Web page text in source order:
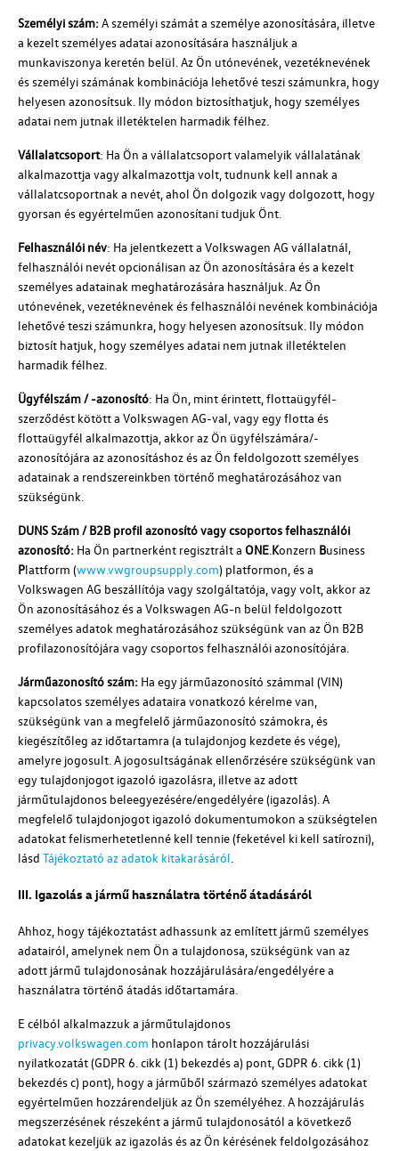
Személyi szám:A személyi számát a személye azonosítására, illetve
a kezelt személyes adatai azonosítására használjuk a
munkaviszonya keretén belül. Az Ön utónevének, vezetéknevének
és személyi számának kombinációja lehetővé teszi számunkra, hogy
helyesen azonosítsuk. Ily módon biztosíthatjuk, hogy személyes
adatai nem jutnak illetéktelen harmadik félhez.
Vállalatcsoport: Ha Ön a vállalatcsoport valamelyik vállalatának
alkalmazottja vagy alkalmazottja volt, tudnunk kell annak a
vállalatcsoportnak a nevét, ahol Ön dolgozik vagy dolgozott, hogy
gyorsan és egyértelműen azonosítani tudjuk Önt.
Felhasználói név: Ha jelentkezett a Volkswagen AG vállalatnál,
felhasználói nevét opcionálisan az Ön azonosítására és a kezelt
személyes adatainak meghatározására használjuk. Az Ön
utónevének, vezetéknevének és felhasználói nevének kombinációja
lehetővé teszi számunkra, hogy helyesen azonosítsuk. Ily módon
biztosít hatjuk, hogy személyes adatai nem jutnak illetéktelen
harmadik félhez.
Ügyfélszám / -azonosító: Ha Ön, mint érintett, flottaügyfél-
szerződést kötött a Volkswagen AG-val, vagy egy flotta és
flottaügyfél alkalmazottja, akkor az Ön ügyfélszámára/-
azonosítójára az azonosításhoz és az Ön feldolgozott személyes
adatainak a rendszereinkben történő meghatározásához van
szükségünk.
DUNS Szám / B2B profil azonosító vagy csoportos felhasználói
azonosító: Ha Ön partnerként regisztrált a ONE.Konzern Business
Plattform (www.vwgroupsupply.com) platformon, és a
Volkswagen AG beszállítója vagy szolgáltatója, vagy volt, akkor az
Ön azonosításához és a Volkswagen AG-n belül feldolgozott
személyes adatok meghatározásához szükségünk van az Ön B2B
profilazonosítójára vagy csoportos felhasználói azonosítójára.
Járműazonosító szám: Ha egy járműazonosító számmal (VIN)
kapcsolatos személyes adataira vonatkozó kérelme van,
szükségünk van a megfelelő járműazonosító számokra, és
kiegészítőleg az időtartamra (a tulajdonjog kezdete és vége),
amelyre jogosult. A jogosultságának ellenőrzésére szükségünk van
egy tulajdonjogot igazoló igazolásra, illetve az adott
járműtulajdonos beleegyezésére/engedélyére (igazolás). A
megfelelő tulajdonjogot igazoló dokumentumokon a szükségtelen
adatokat felismerhetetlenné kell tennie (feketével ki kell satírozni),
lásd Tájékoztató az adatok kitakarásáról.
III. Igazolás a jármű használatra történő átadásáról
Ahhoz, hogy tájékoztatást adhassunk az említett jármű személyes
adatairól, amelynek nem Ön a tulajdonosa, szükségünk van az
adott jármű tulajdonosának hozzájárulására/engedélyére a
használatra történő átadás időtartamára.
E célból alkalmazzuk a járműtulajdonos
privacy.volkswagen.com honlapon tárolt hozzájárulási
nyilatkozatát (GDPR 6. cikk (1) bekezdés a) pont, GDPR 6. cikk (1)
bekezdés c) pont), hogy a járműből származó személyes adatokat
egyértelműen hozzárendeljük az Ön személyéhez. A hozzájárulás
megszerzésének részeként a jármű tulajdonosától a következő
adatokat kezeljük az igazolás és az Ön kérésének feldolgozásához